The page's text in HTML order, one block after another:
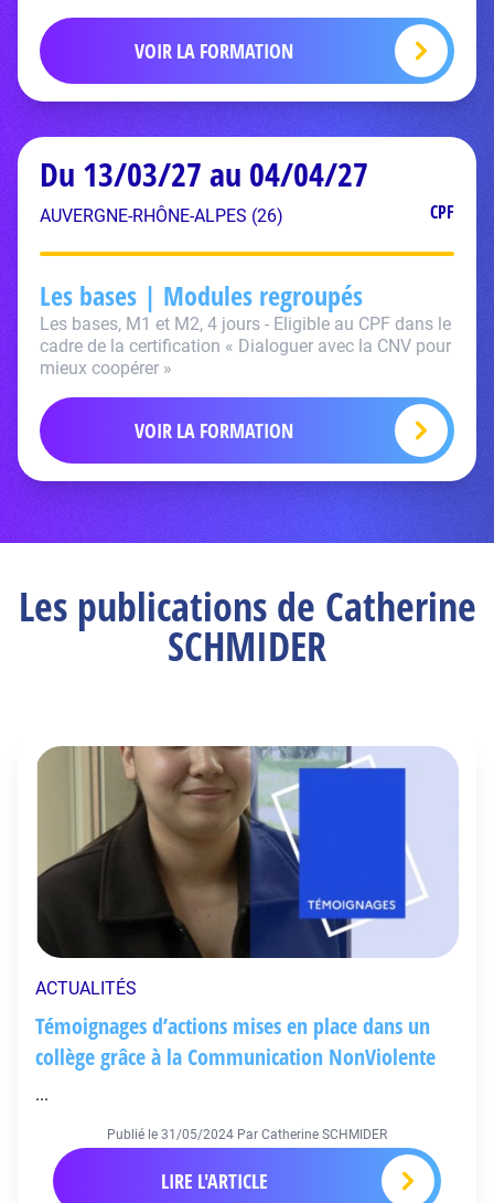
VOIR LA FORMATION
Du 13/03/27 au 04/04/27
AUVERGNE-RHÔNE-ALPES (26) CPF
Les bases | Modules regroupés
Les bases, M1 et M2, 4 jours - Eligible au CPF dans le
cadre de la certification « Dialoguer avec la CNV pour
mieux coopérer »
VOIR LA FORMATION
Les publications de Catherine
SCHMIDER
ACTUALITÉS
Témoignages d’actions mises en place dans un
collège grâce à la Communication NonViolente
...
Publié le 31/05/2024 Par Catherine SCHMIDER
LIRE L'ARTICLE